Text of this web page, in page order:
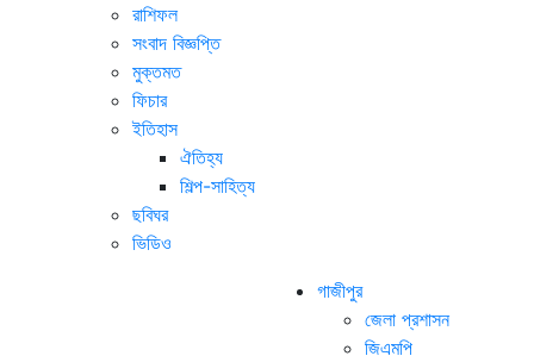
রাশিফল
সংবাদ বিজ্ঞপ্তি
মুক্তমত
ফিচার
ইতিহাস
ঐতিহ্য
শিল্প-সাহিত্য
ছবিঘর
ভিডিও
গাজীপুর
জেলা প্রশাসন
জিএমপি